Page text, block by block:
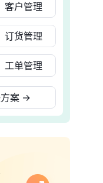
客户管理
订货管理
工单管理
案 →